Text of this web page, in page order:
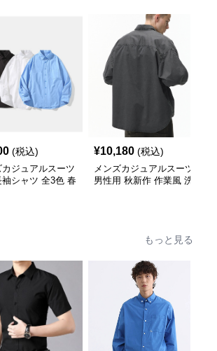
(税込)
カジュアルスーツ
袖シャツ 全3色 春
¥10,180 (税込)
メンズカジュアルスーツ
男性用 秋新作 作業風 洗
もっと見る